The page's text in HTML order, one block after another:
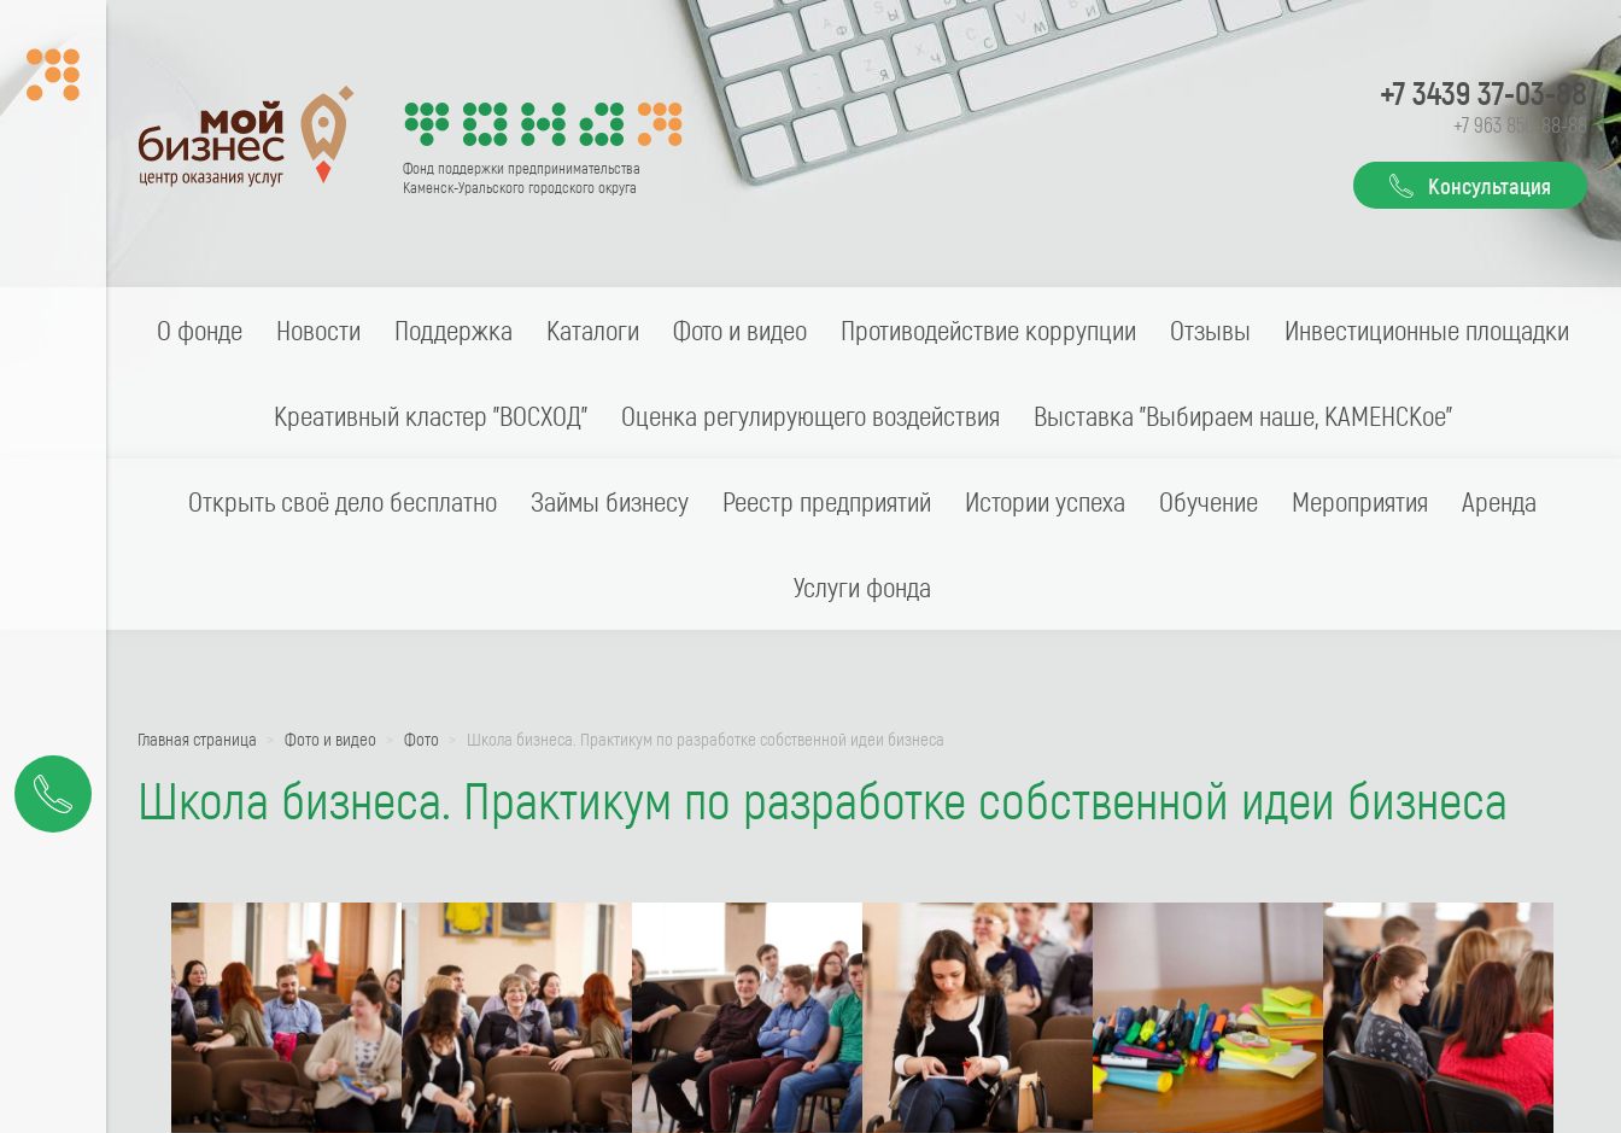
Фонд поддержки предпринимательства
Каменск-Уральского городского округа
+7 3439 37-03-88
+7 963 850-88-88
Консультация
О фонде Новости Поддержка Каталоги Фото и видео Противодействие коррупции Отзывы Инвестиционные площадки
Креативный кластер "ВОСХОД" Оценка регулирующего воздействия Выставка "Выбираем наше, КАМЕНСКое"
Открыть своё дело бесплатно Займы бизнесу Реестр предприятий Истории успеха Обучение Мероприятия Аренда
Услуги фонда
Главная страница Фото и видео Фото Школа бизнеса. Практикум по разработке собственной идеи бизнеса
Школа бизнеса. Практикум по разработке собственной идеи бизнеса